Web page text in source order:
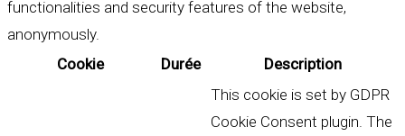
functionalities and security features of the website,
anonymously.
Cookie
Durée Description
This cookie is set by GDPR
Cookie Consent plugin. The